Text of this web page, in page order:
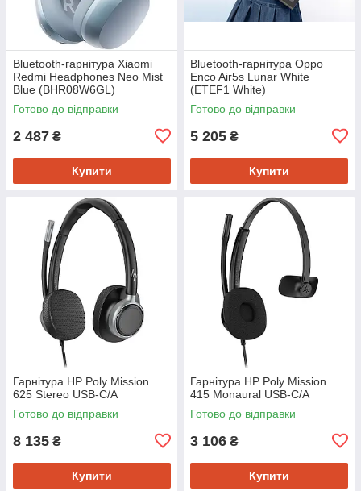
Bluetooth-гарнітура Xiaomi
Redmi Headphones Neo Mist
Blue (BHR08W6GL)
Готово до відправки
2 487 ₴
Купити
Bluetooth-гарнітура Oppo
Enco Air5s Lunar White
(ETEF1 White)
Готово до відправки
5 205 ₴
Купити
Гарнітура HP Poly Mission
625 Stereo USB-C/A
Готово до відправки
8 135 ₴
Купити
Гарнітура HP Poly Mission
415 Monaural USB-C/A
Готово до відправки
3 106 ₴
Купити